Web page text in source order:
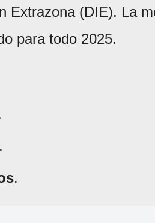
Extrazona (DIE). La
para todo 2025.
.